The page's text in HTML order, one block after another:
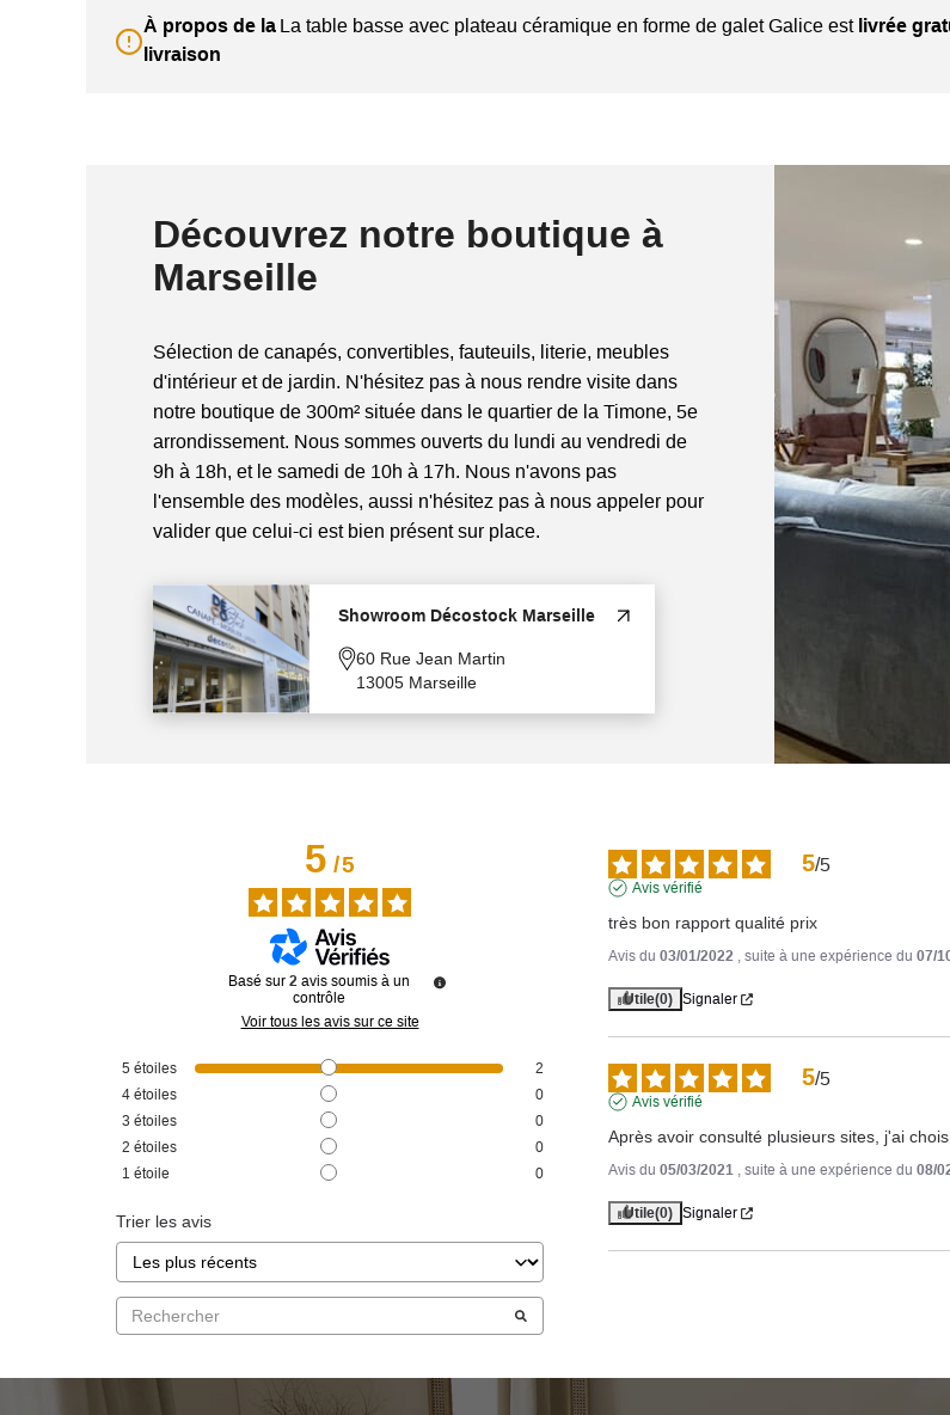
À propos de la
livraison
La table basse avec plateau céramique en forme de galet Galice est livrée
Découvrez notre boutique à
Marseille
Sélection de canapés, convertibles, fauteuils, literie, meubles
d'intérieur et de jardin. N'hésitez pas à nous rendre visite dans
notre boutique de 300m² située dans le quartier de la Timone, 5e
arrondissement. Nous sommes ouverts du lundi au vendredi de
9h à 18h, et le samedi de 10h à 17h. Nous n'avons pas
l'ensemble des modèles, aussi n'hésitez pas à nous appeler pour
valider que celui-ci est bien présent sur place.
Showroom Décostock Marseille
60 Rue Jean Martin
13005 Marseille
5/5
Basé sur 2 avis soumis à un
contrôle
Voir tous les avis sur ce site
5 étoiles
2
4 étoiles
0
3 étoiles
0
2 étoiles
0
1 étoile 0
Trier les avis
5/5
Avis vérifié
très bon rapport qualité prix
Avis du 03/01/2022 , suite à une expérience du 07/
Utile(0) Signaler
5/5
Avis vérifié
Après avoir consulté plusieurs sites, j'ai
Avis du 05/03/2021 , suite à une expérience du 08/
Utile(0) Signaler